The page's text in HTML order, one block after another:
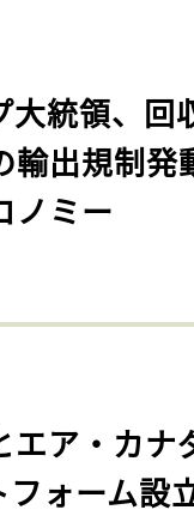
大統領、回
輸出規制発
ノミー
エア・カナ
ォーム設